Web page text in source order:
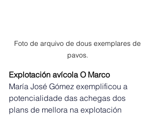
Foto de arquivo de dous exemplares de
pavos.
Explotación avícola O Marco
María José Gómez exemplificou a
potencialidade das achegas dos
plans de mellora na explotación